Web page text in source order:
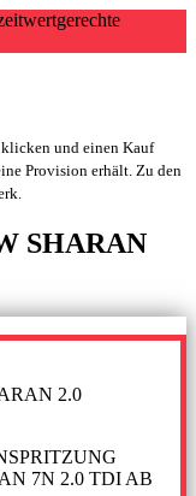
klicken und einen Kauf
Provision erhält. Zu den
SHARAN
7N 2.0 TDI AB